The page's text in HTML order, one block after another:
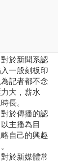
對於新聞系認
一般刻板印
記者都不念
大，薪水
長。
對於傳播的認
主播為目
自己的興趣
對於新媒體常